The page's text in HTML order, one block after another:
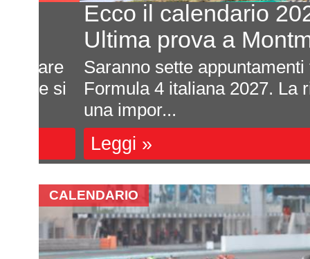
Ecco il calendario 2027
Ultima prova a Montmelò
Saranno sette appuntamenti tutti
Formula 4 italiana 2027. La ricca
una impor...
Leggi »
CALENDARIO